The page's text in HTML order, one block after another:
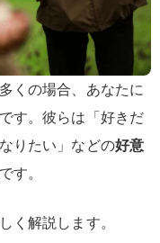
くの場合、あなたに
す。彼らは「好きだ
りたい」などの好意
す。
く解説します。